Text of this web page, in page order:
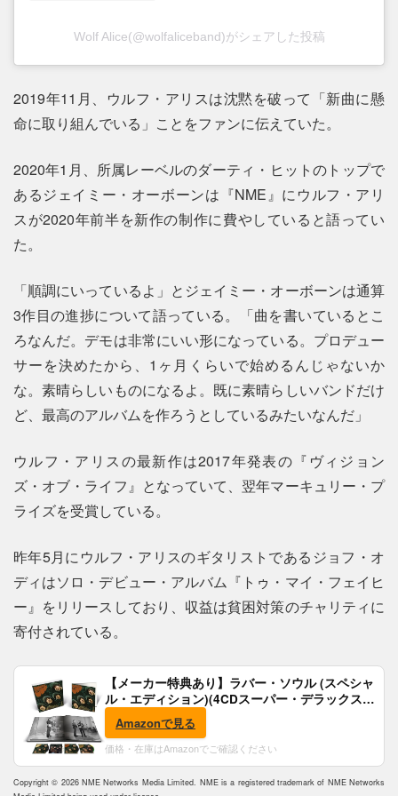
Wolf Alice(@wolfaliceband)がシェアした投稿
2019年11月、ウルフ・アリスは沈黙を破って「新曲に懸
命に取り組んでいる」ことをファンに伝えていた。
2020年1月、所属レーベルのダーティ・ヒットのトップで
あるジェイミー・オーボーンは『NME』にウルフ・アリ
スが2020年前半を新作の制作に費やしていると語ってい
た。
「順調にいっているよ」とジェイミー・オーボーンは通算
3作目の進捗について語っている。「曲を書いているとこ
ろなんだ。デモは非常にいい形になっている。プロデュー
サーを決めたから、1ヶ月くらいで始めるんじゃないか
な。素晴らしいものになるよ。既に素晴らしいバンドだけ
ど、最高のアルバムを作ろうとしているみたいなんだ」
ウルフ・アリスの最新作は2017年発表の『ヴィジョン
ズ・オブ・ライフ』となっていて、翌年マーキュリー・プ
ライズを受賞している。
昨年5月にウルフ・アリスのギタリストであるジョフ・オ
ディはソロ・デビュー・アルバム『トゥ・マイ・フェイヒ
ー』をリリースしており、収益は貧困対策のチャリティに
寄付されている。
【メーカー特典あり】ラバー・ソウル (スペシャ
ル・エディション)(4CDスーパー・デラックス)
(完全生産限定盤)(SHM-CD)(特典:B2ポスター付)
Amazonで見る
価格・在庫はAmazonでご確認ください
Copyright © 2026 NME Networks Media Limited. NME is a registered trademark of NME Networks